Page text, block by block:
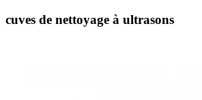
cuves de nettoyage à ultrasons